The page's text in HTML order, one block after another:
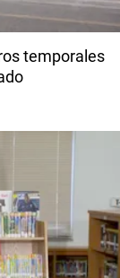
temporales